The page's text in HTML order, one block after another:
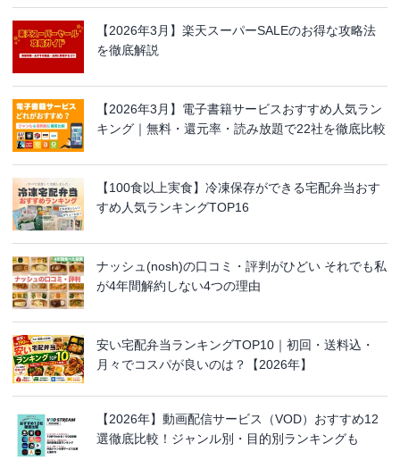
【2026年3月】楽天スーパーSALEのお得な攻略法
を徹底解説
【2026年3月】電子書籍サービスおすすめ人気ラン
キング｜無料・還元率・読み放題で22社を徹底比較
【100食以上実食】冷凍保存ができる宅配弁当おす
すめ人気ランキングTOP16
ナッシュ(nosh)の口コミ・評判がひどい それでも私
が4年間解約しない4つの理由
安い宅配弁当ランキングTOP10｜初回・送料込・
月々でコスパが良いのは？【2026年】
【2026年】動画配信サービス（VOD）おすすめ12
選徹底比較！ジャンル別・目的別ランキングも